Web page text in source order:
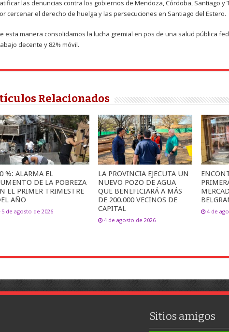
las denuncias contra los gobiernos de Mendoza, Córdoba, Santiago y
cercenar el derecho de huelga y las persecuciones en Santiago del Estero.
esta manera consolidamos la lucha gremial en pos de una salud pública
decente y 82% móvil.
Relacionados
%: ALARMA EL
DE LA POBREZA
EL PRIMER TRIMESTRE
AÑO
5 de agosto de 2026
LA PROVINCIA EJECUTA UN
NUEVO POZO DE AGUA
QUE BENEFICIARÁ A MÁS
DE 200.000 VECINOS DE
CAPITAL
4 de agosto de 2026
4 de
Sitios amigos